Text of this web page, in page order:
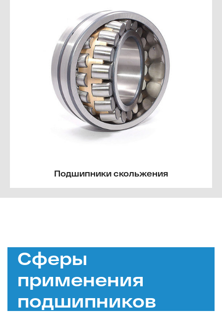
Подшипники скольжения
Сферы
применения
подшипников